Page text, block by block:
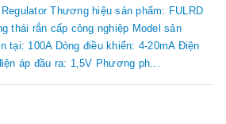
Thương hiệu sản phẩm: FULRD
thái rắn cấp công nghiệp Model sản
tại: 100A Dòng điều khiển: 4-20mA Điện
áp đầu ra: 1,5V Phương ph...